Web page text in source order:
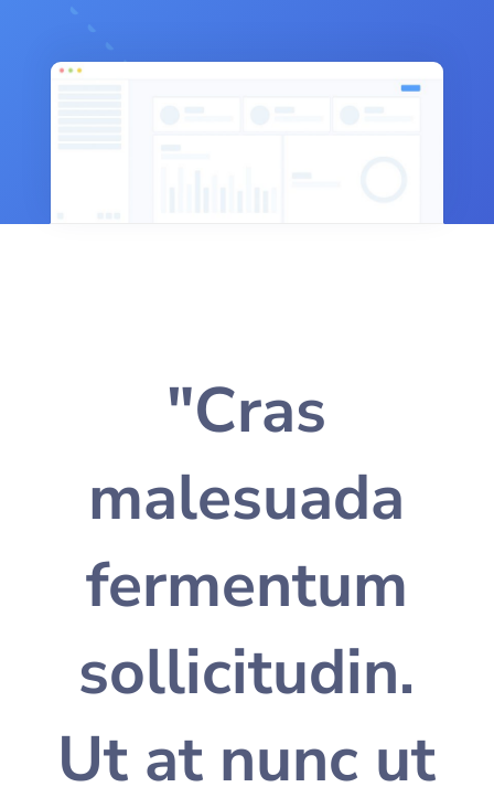
"Cras
malesuada
fermentum
sollicitudin.
Ut at nunc ut